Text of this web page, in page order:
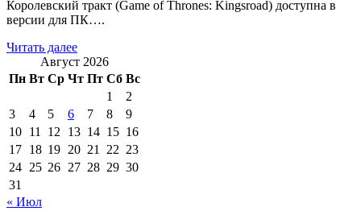
Королевский тракт (Game of Thrones: Kingsroad) доступна в
версии для ПК….
Читать далее
Август 2026
Пн Вт Ср Чт Пт Сб Вс
1
2
3
4 5 6 7 8
9
10 11 12 13 14 15 16
17 18 19 20 21 22 23
24 25 26 27 28 29 30
31
« Июл